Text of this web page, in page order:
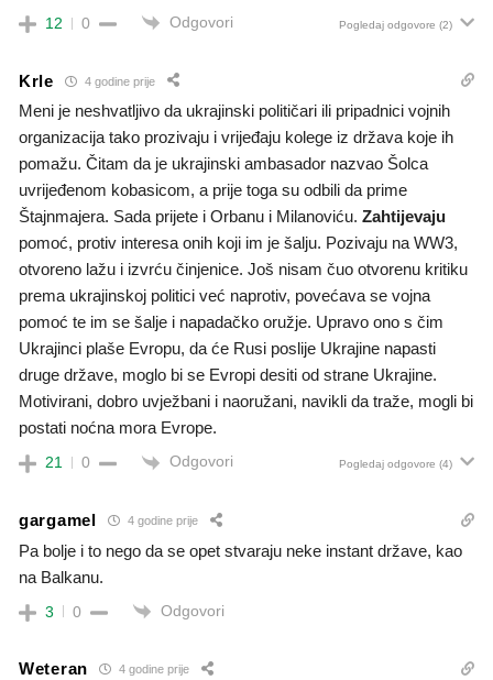
12 0 Odgovori Pogledaj odgovore (2)
Krle 4 godine prije
Meni je neshvatljivo da ukrajinski političari ili pripadnici vojnih
organizacija tako prozivaju i vrijeđaju kolege iz država koje ih
pomažu. Čitam da je ukrajinski ambasador nazvao Šolca
uvrijeđenom kobasicom, a prije toga su odbili da prime
Štajnmajera. Sada prijete i Orbanu i Milanoviću. Zahtijevaju
pomoć, protiv interesa onih koji im je šalju. Pozivaju na WW3,
otvoreno lažu i izvrću činjenice. Još nisam čuo otvorenu kritiku
prema ukrajinskoj politici već naprotiv, povećava se vojna
pomoć te im se šalje i napadačko oružje. Upravo ono s čim
Ukrajinci plaše Evropu, da će Rusi poslije Ukrajine napasti
druge države, moglo bi se Evropi desiti od strane Ukrajine.
Motivirani, dobro uvježbani i naoružani, navikli da traže, mogli bi
postati noćna mora Evrope.
21 0 Odgovori Pogledaj odgovore (4)
gargamel 4 godine prije
Pa bolje i to nego da se opet stvaraju neke instant države, kao
na Balkanu.
3 0 Odgovori
Weteran 4 godine prije